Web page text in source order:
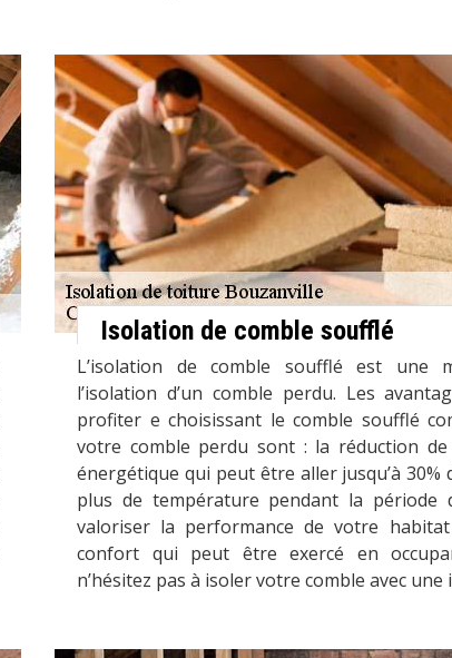
Isolation de comble soufflé
L’isolation de comble soufflé est une
l’isolation d’un comble perdu. Les
profiter e choisissant le comble soufflé
votre comble perdu sont : la réduction
énergétique qui peut être aller jusqu’à
plus de température pendant la
valoriser la performance de votre
confort qui peut être exercé en
n’hésitez pas à isoler votre comble avec